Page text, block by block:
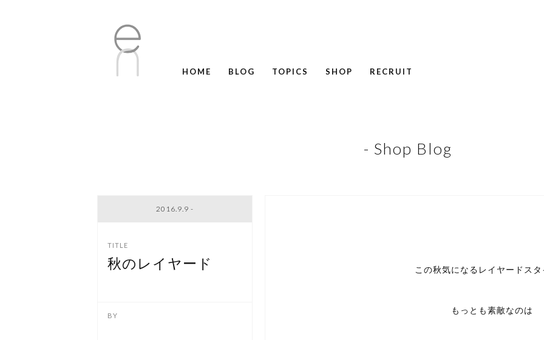
HOME BLOG
TOPICS
SHOP RECRUIT
- Shop Blog
2016.9.9 -
秋のレイヤード この秋気になるレイヤードス
もっとも素敵なのは